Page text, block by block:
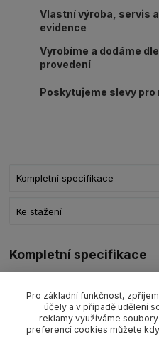
Vlastní výroba, servis
evidence
Vyrobíme a dodáme
provedení
Poskytujeme slevy
Kompletní specifikace
Ke stažení
Kompletní specifikace
dle výběru. V sekci ke stažení
rozměry háků.
Pro základní funkčnost,
účely a v případě udělení
reklamy využíváme
preferencí cookies můžete